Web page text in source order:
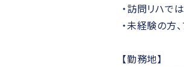
・訪問リハで
・未経験の方
【勤務地】